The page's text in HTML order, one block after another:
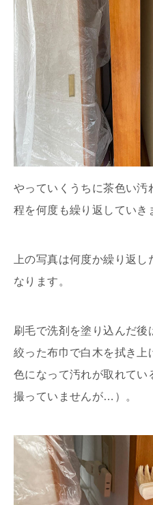
やっていくうちに茶色い汚
程を何度も繰り返していき
上の写真は何度か繰り返
なります。
刷毛で洗剤を塗り込んだ後
絞った布巾で白木を拭き上
色になって汚れが取れてい
撮っていませんが…）。